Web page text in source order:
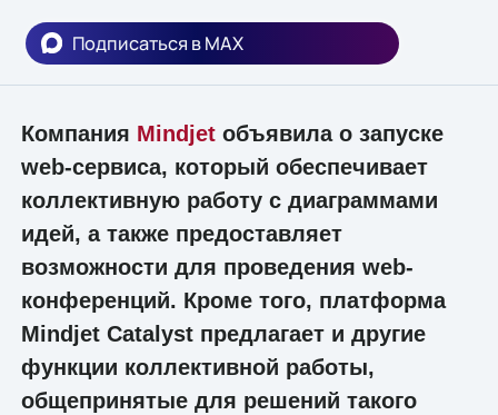
Подписаться в MAX
Компания Mindjetобъявила о запуске
web-сервиса, который обеспечивает
коллективную работу с диаграммами
идей, а также предоставляет
возможности для проведения web-
конференций. Кроме того, платформа
Mindjet Catalyst предлагает и другие
функции коллективной работы,
общепринятые для решений такого